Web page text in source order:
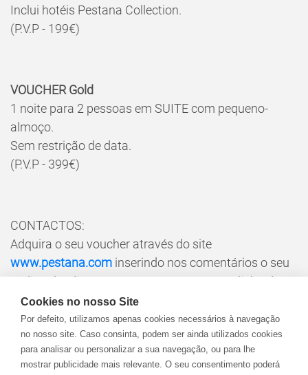
Inclui hotéis Pestana Collection.
(P.V.P - 199€)
VOUCHER Gold
1 noite para 2 pessoas em SUITE com pequeno-
almoço.
Sem restrição de data.
(P.V.P - 399€)
CONTACTOS:
Adquira o seu voucher através do site
www.pestana.com inserindo nos comentários o seu
código de Cliente DELTA GO ou contacte a linha de
apoio+351 210 158 100
Para que o valor correspondente ao voucher
adquirido seja creditado deverá indicar sempre o seu
código de Cliente DELTA GO.
Cookies no nosso Site
Por defeito, utilizamos apenas cookies necessários à navegação
no nosso site. Caso consinta, podem ser ainda utilizados cookies
para analisar ou personalizar a sua navegação, ou para lhe
mostrar publicidade mais relevante. O seu consentimento poderá